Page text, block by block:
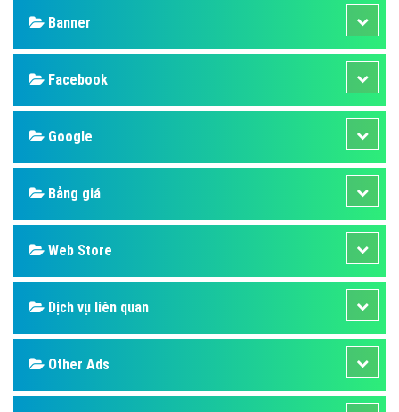
Banner
Facebook
Google
Bảng giá
Web Store
Dịch vụ liên quan
Other Ads